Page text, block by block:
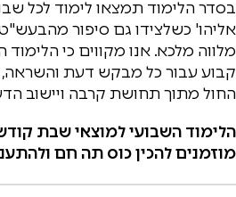
בסדר הלימוד תמצאו לימוד לכל
אליהו' כשלצידו גם סיפור
מלווה מלכא. אנו מקווים כי
קבוע עבור כל מבקש דעת והשראה,
החול מתוך תחושת קרבה ויישוב
הלימוד השבועי למוצאי שבת
מוזמנים להכין כוס תה חם